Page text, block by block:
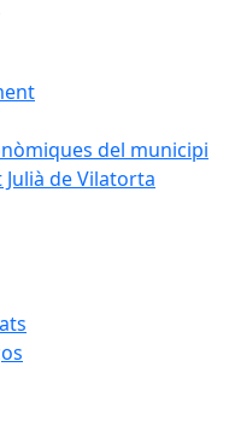
del municipi
de Vilatorta